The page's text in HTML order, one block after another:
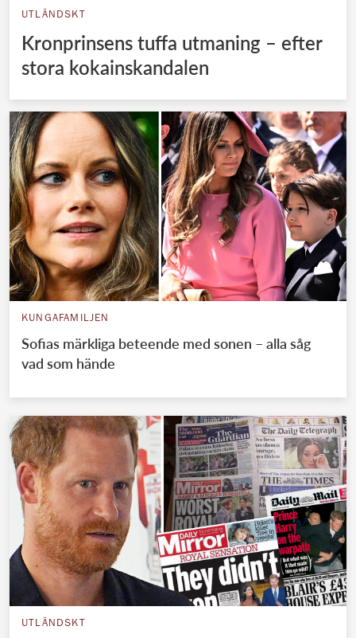
UTLÄNDSKT
Kronprinsens tuffa utmaning – efter
stora kokainskandalen
KUNGAFAMILJEN
Sofias märkliga beteende med sonen – alla såg
vad som hände
UTLÄNDSKT